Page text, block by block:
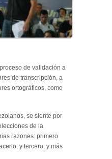
de validación a
de transcripción, a
ortográficos, como
se siente por
de la
razones: primero
y tercero, y más